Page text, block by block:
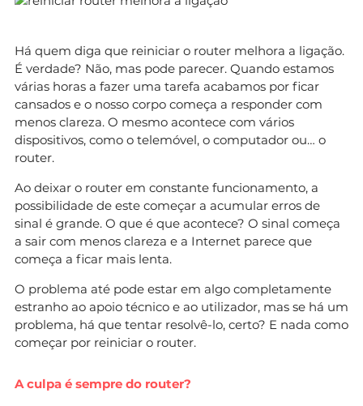
Há quem diga que reiniciar o router melhora a ligação.
É verdade? Não, mas pode parecer. Quando estamos
várias horas a fazer uma tarefa acabamos por ficar
cansados e o nosso corpo começa a responder com
menos clareza. O mesmo acontece com vários
dispositivos, como o telemóvel, o computador ou… o
router.
Ao deixar o router em constante funcionamento, a
possibilidade de este começar a acumular erros de
sinal é grande. O que é que acontece? O sinal começa
a sair com menos clareza e a Internet parece que
começa a ficar mais lenta.
O problema até pode estar em algo completamente
estranho ao apoio técnico e ao utilizador, mas se há um
problema, há que tentar resolvê-lo, certo? E nada como
começar por reiniciar o router.
A culpa é sempre do router?